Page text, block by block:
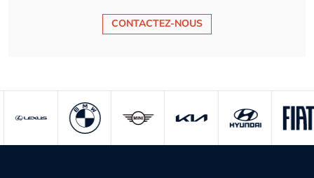
CONTACTEZ-NOUS